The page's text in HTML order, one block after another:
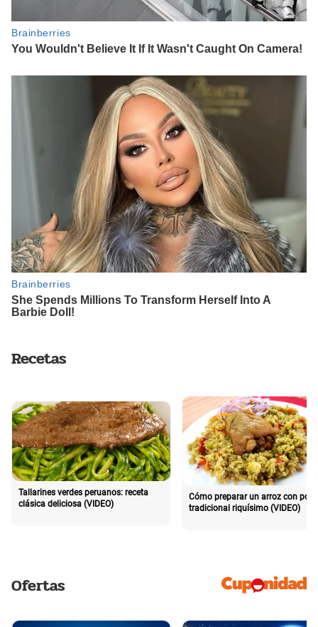
Recetas
Tallarines verdes peruanos: receta
clásica deliciosa (VIDEO)
Cómo preparar un arroz con pollo
tradicional riquísimo (VIDEO)
Ofertas